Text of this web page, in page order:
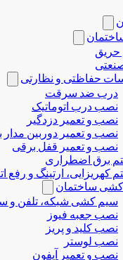
حریق
حفاظتی و نظارتی
درب ضد سرقت
نصب درب‌ اتوماتیک
نصب و تعمیر دزدگیر
نصب و تعمیر دوربین مدار
نصب و تعمیر قفل برقی
برق اضطراری
کهریزایی، ارتینگ و رفع
ساختمان
سیم کشی شبکه، تلفن و
نصب جعبه فیوز
نصب کلید و پریز
نصب لوستر
نصب و تعمیر آیفون